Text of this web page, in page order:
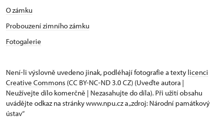
O zámku
Probouzení zimního zámku
Fotogalerie
Není-li výslovně uvedeno jinak, podléhají fotografie a texty licenci
Creative Commons (CC BY-NC-ND 3.0 CZ) (Uveďte autora |
Neužívejte dílo komerčně | Nezasahujte do díla). Při užití obsahu
uvádějte odkaz na stránky www.npu.cz a „zdroj: Národní památkový
ústav“